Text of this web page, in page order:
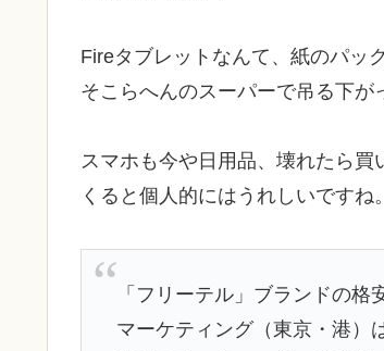
Fireタブレットなんて、紙のパッ
そこらへんのスーパーで吊る下が
スマホも今や日用品、壊れたら
くると個人的にはうれしいですね。
「フリーテル」ブランドの
マーケティング（東京・港）